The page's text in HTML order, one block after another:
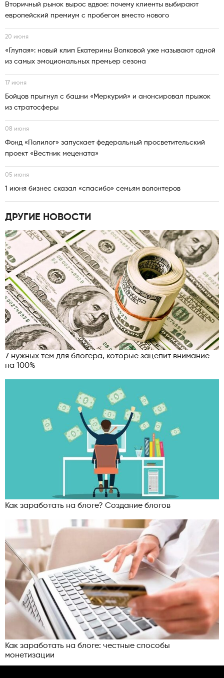
Вторичный рынок вырос вдвое: почему клиенты выбирают
европейский премиум с пробегом вместо нового
20 июня
«Глупая»: новый клип Екатерины Волковой уже называют одной
из самых эмоциональных премьер сезона
17 июня
Бойцов прыгнул с башни «Меркурий» и анонсировал прыжок
из стратосферы
08 июня
Фонд «Полилог» запускает федеральный просветительский
проект «Вестник мецената»
05 июня
1 июня бизнес сказал «спасибо» семьям волонтеров
ДРУГИЕ НОВОСТИ
7 нужных тем для блогера, которые зацепит внимание
на 100%
Как заработать на блоге? Создание блогов
Как заработать на блоге: честные способы
монетизации